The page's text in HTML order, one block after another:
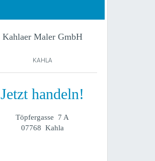
Kahlaer Maler GmbH
KAHLA
Jetzt handeln!
Töpfergasse 7 A
07768 Kahla